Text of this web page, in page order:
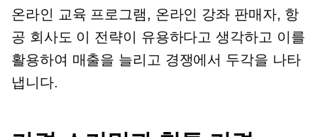
온라인 교육 프로그램, 온라인 강좌 판매자, 항
공 회사도 이 전략이 유용하다고 생각하고 이를
활용하여 매출을 늘리고 경쟁에서 두각을 나타
냅니다.